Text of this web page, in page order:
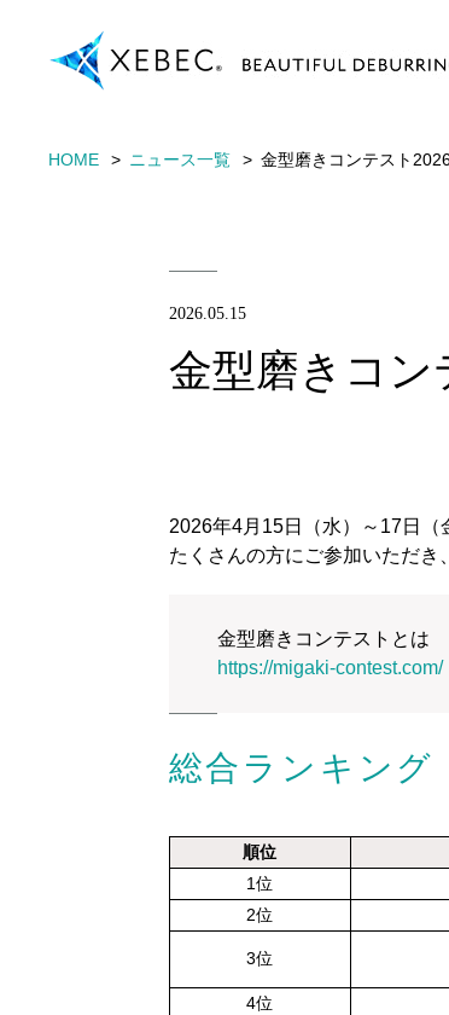
HOME ニュース一覧 金型磨きコンテスト
2026.05.15
金型磨きコン
2026年4月15日（水）～17日（
たくさんの方にご参加いただき
金型磨きコンテストとは
https://migaki-contest.com/
総合ランキング
順位
1位
2位
3位
4位